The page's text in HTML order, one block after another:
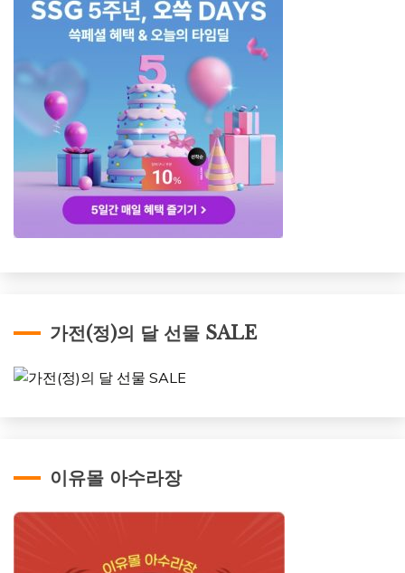
가전(정)의 달 선물 SALE
이유몰 아수라장